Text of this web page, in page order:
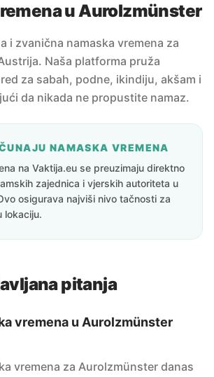
u Aurolzmünster
i zvanična namaska vremena za
Naša platforma pruža
za sabah, podne, ikindiju, akšam i
da nikada ne propustite namaz.
NAMASKA VREMENA
na Vaktija.eu se preuzimaju direktno
zajednica i vjerskih autoriteta u
osigurava najviši nivo tačnosti za
lokaciju.
pitanja
vremena u Aurolzmünster
vremena za Aurolzmünster danas